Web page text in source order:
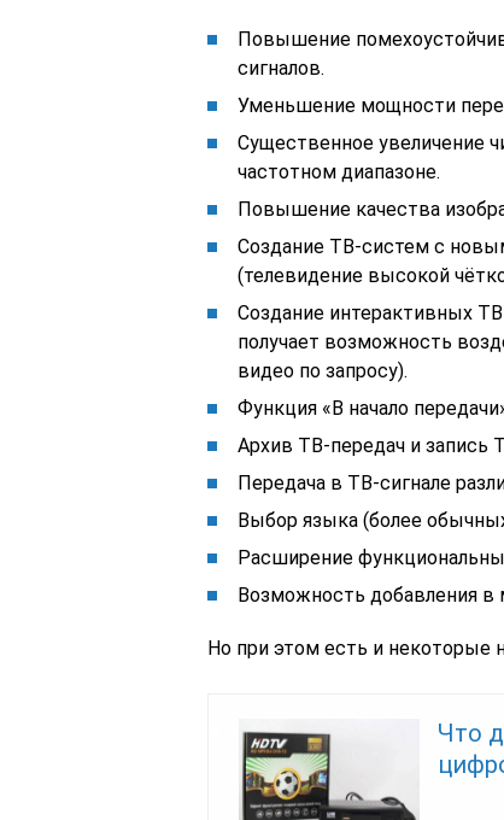
Повышение
сигналов.
Уменьшение мощности
Существенное увеличение
частотном диапазоне.
Повышение качества
Создание ТВ-систем с
(телевидение высокой
Создание интерактивных
получает возможность
видео по запросу).
Функция «В начало
Архив ТВ-передач и запись
Передача в ТВ-сигнале
Выбор языка (более
Расширение
Возможность добавления в
Но при этом есть и некоторые
Что